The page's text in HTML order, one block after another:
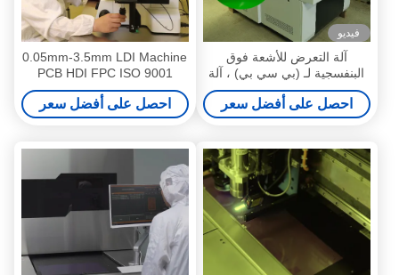
فيديو
آلة التعرض للأشعة فوق
البنفسجية لـ (بي سي بي) ، آلة
التصوير بالليزر المباشر 1270dip
احصل على أفضل سعر
0.05mm-3.5mm LDI Machine
PCB HDI FPC ISO 9001
احصل على أفضل سعر